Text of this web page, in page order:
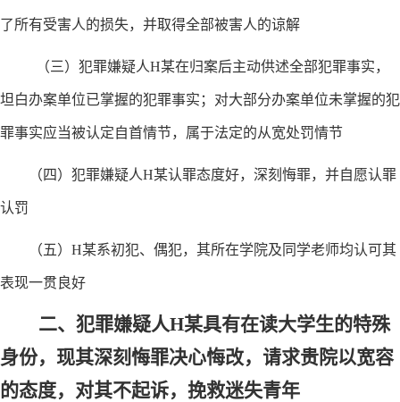
了所有受害人的损失，并取得全部被害人的谅解
（三）犯罪嫌疑人H某在归案后主动供述全部犯罪事实，
坦白办案单位已掌握的犯罪事实；对大部分办案单位未掌握的犯
罪事实应当被认定自首情节，属于法定的从宽处罚情节
（四）犯罪嫌疑人H某认罪态度好，深刻悔罪，并自愿认罪
认罚
（五） H某系初犯、偶犯，其所在学院及同学老师均认可其
表现一贯良好
二、犯罪嫌疑人H某具有在读大学生的特殊
身份，现其深刻悔罪决心悔改，请求贵院以宽容
的态度，对其不起诉，挽救迷失青年